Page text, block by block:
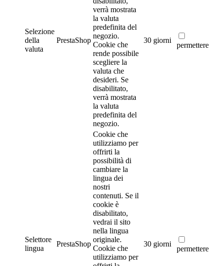
Selezione
della
valuta
PrestaShop
verrà mostrata
la valuta
predefinita del
negozio.
Cookie che
rende possibile
scegliere la
valuta che
desideri. Se
disabilitato,
verrà mostrata
la valuta
predefinita del
negozio.
30 giorni
permettere
Selettore
lingua
PrestaShop
Cookie che
utilizziamo per
offrirti la
possibilità di
cambiare la
lingua dei
nostri
contenuti. Se il
cookie è
disabilitato,
vedrai il sito
nella lingua
originale.
Cookie che
utilizziamo per
30 giorni
permettere